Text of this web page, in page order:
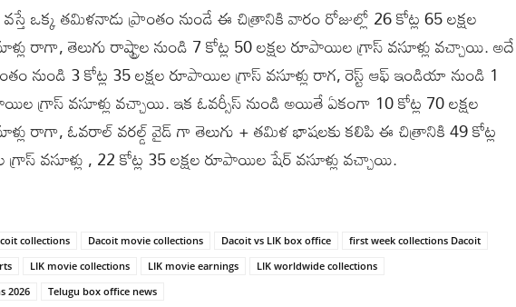
ఒక్క తమిళనాడు ప్రాంతం నుండే ఈ చిత్రానికి వారం రోజుల్లో 26 కోట్ల 65 లక్షల
రాగా, తెలుగు రాష్ట్రాల నుండి 7 కోట్ల 50 లక్షల రూపాయిల గ్రాస్ వసూళ్లు వచ్చాయి. అదే
నుండి 3 కోట్ల 35 లక్షల రూపాయిల గ్రాస్ వసూళ్లు రాగ, రెస్ట్ ఆఫ్ ఇండియా నుండి 1
గ్రాస్ వసూళ్లు వచ్చాయి. ఇక ఓవర్సీస్ నుండి అయితే ఏకంగా 10 కోట్ల 70 లక్షల
రాగా, ఓవరాల్ వరల్డ్ వైడ్ గా తెలుగు + తమిళ భాషలకు కలిపి ఈ చిత్రానికి 49 కోట్ల
వసూళ్లు , 22 కోట్ల 35 లక్షల రూపాయిల షేర్ వసూళ్లు వచ్చాయి.
collections Dacoit movie collections Dacoit vs LIK box office
first week collections Dacoit
LIK movie collections LIK movie earnings
LIK worldwide collections
2026
Telugu box office news